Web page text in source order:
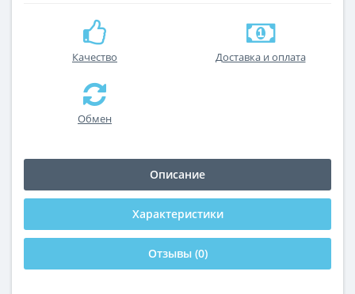
Качество Доставка и оплата
Обмен
Описание
Характеристики
Отзывы (0)